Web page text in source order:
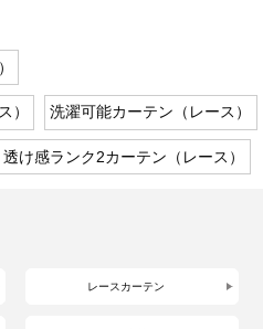
） 洗濯可能カーテン（レース）
透け感ランク2カーテン（レース）
レースカーテン